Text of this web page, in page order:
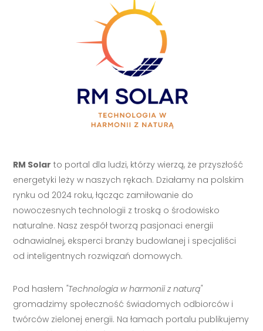
RM Solar to portal dla ludzi, którzy wierzą, że przyszłość
energetyki leży w naszych rękach. Działamy na polskim
rynku od 2024 roku, łącząc zamiłowanie do
nowoczesnych technologii z troską o środowisko
naturalne. Nasz zespół tworzą pasjonaci energii
odnawialnej, eksperci branży budowlanej i specjaliści
od inteligentnych rozwiązań domowych.
Pod hasłem "Technologia w harmonii z naturą"
gromadzimy społeczność świadomych odbiorców i
twórców zielonej energii. Na łamach portalu publikujemy